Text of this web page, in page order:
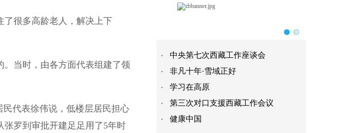
很多高龄老人，解决上下
当时，由各方面代表组建了领
代表徐伟说，低楼层居民担心
罗到审批开建足足用了5年时
中央第七次西藏工作座谈会
非凡十年·雪域正好
学习在高原
第三次对口支援西藏工作会议
健康中国